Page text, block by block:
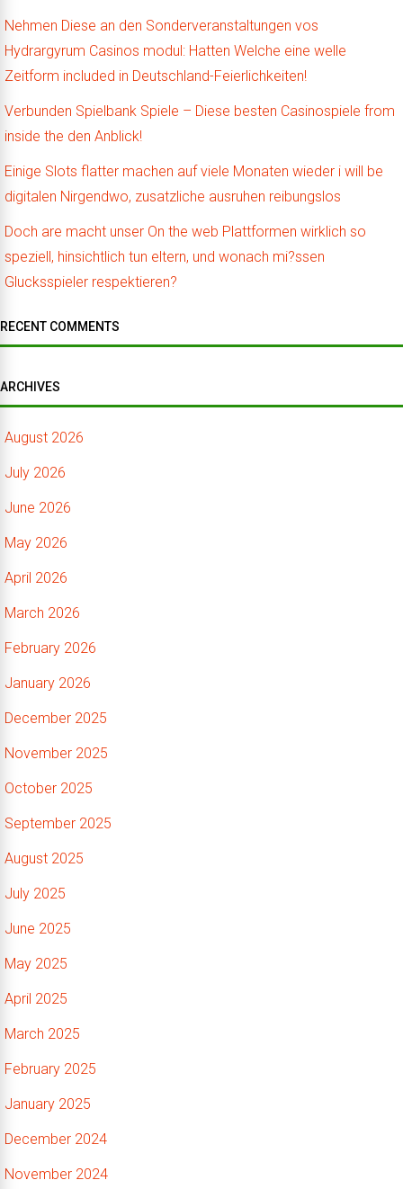
Nehmen Diese an den Sonderveranstaltungen vos
Hydrargyrum Casinos modul: Hatten Welche eine welle
Zeitform included in Deutschland-Feierlichkeiten!
Verbunden Spielbank Spiele – Diese besten Casinospiele from
inside the den Anblick!
Einige Slots flatter machen auf viele Monaten wieder i will be
digitalen Nirgendwo, zusatzliche ausruhen reibungslos
Doch are macht unser On the web Plattformen wirklich so
speziell, hinsichtlich tun eltern, und wonach mi?ssen
Glucksspieler respektieren?
RECENT COMMENTS
ARCHIVES
August 2026
July 2026
June 2026
May 2026
April 2026
March 2026
February 2026
January 2026
December 2025
November 2025
October 2025
September 2025
August 2025
July 2025
June 2025
May 2025
April 2025
March 2025
February 2025
January 2025
December 2024
November 2024